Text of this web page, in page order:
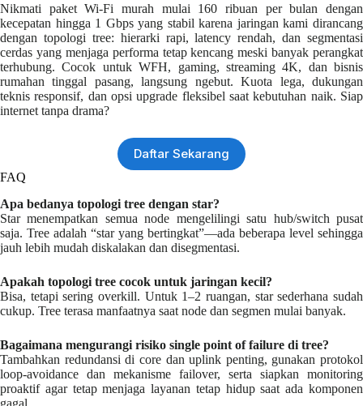
Nikmati paket Wi-Fi murah mulai 160 ribuan per bulan dengan
kecepatan hingga 1 Gbps yang stabil karena jaringan kami dirancang
dengan topologi tree: hierarki rapi, latency rendah, dan segmentasi
cerdas yang menjaga performa tetap kencang meski banyak perangkat
terhubung. Cocok untuk WFH, gaming, streaming 4K, dan bisnis
rumahan tinggal pasang, langsung ngebut. Kuota lega, dukungan
teknis responsif, dan opsi upgrade fleksibel saat kebutuhan naik. Siap
internet tanpa drama?
Daftar Sekarang
FAQ
Apa bedanya topologi tree dengan star?
Star menempatkan semua node mengelilingi satu hub/switch pusat
saja. Tree adalah “star yang bertingkat”—ada beberapa level sehingga
jauh lebih mudah diskalakan dan disegmentasi.
Apakah topologi tree cocok untuk jaringan kecil?
Bisa, tetapi sering overkill. Untuk 1–2 ruangan, star sederhana sudah
cukup. Tree terasa manfaatnya saat node dan segmen mulai banyak.
Bagaimana mengurangi risiko single point of failure di tree?
Tambahkan redundansi di core dan uplink penting, gunakan protokol
loop-avoidance dan mekanisme failover, serta siapkan monitoring
proaktif agar tetap menjaga layanan tetap hidup saat ada komponen
gagal.